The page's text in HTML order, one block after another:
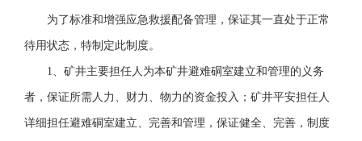
为了标准和增强应急救援配备管理，保证其一直处于正常
待用状态，特制定此制度。
1、矿井主要担任人为本矿井避难硐室建立和管理的义务
者，保证所需人力、财力、物力的资金投入；矿井平安担任人
详细担任避难硐室建立、完善和管理，保证健全、完善，制度